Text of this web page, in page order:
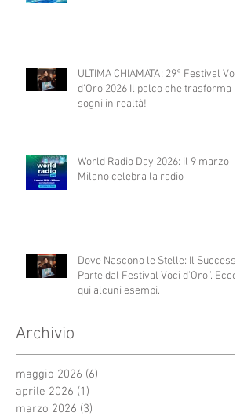
ULTIMA CHIAMATA: 29° Festival Voci
d'Oro 2026 Il palco che trasforma i
sogni in realtà!
World Radio Day 2026: il 9 marzo
Milano celebra la radio
Dove Nascono le Stelle: Il Successo
Parte dal Festival Voci d’Oro”. Ecco
qui alcuni esempi.
Archivio
maggio 2026 (6)
aprile 2026 (1)
marzo 2026 (3)